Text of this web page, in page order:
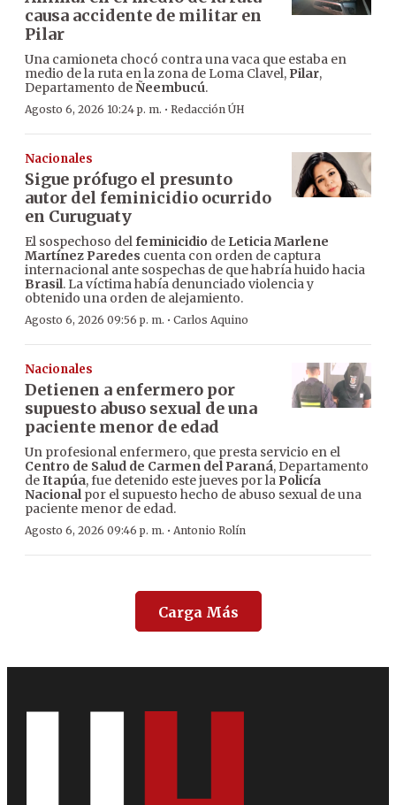
causa accidente de militar en
Pilar
Una camioneta chocó contra una vaca que estaba en
medio de la ruta en la zona de Loma Clavel, Pilar,
Departamento deÑeembucú.
Agosto 6, 2026 10:24 p. m. · Redacción ÚH
Nacionales
Sigue prófugo el presunto
autor del feminicidio ocurrido
en Curuguaty
El sospechoso delfeminicidio de Leticia Marlene
Martínez Paredes cuenta con orden de captura
internacional ante sospechas de que habría huido hacia
Brasil. La víctima había denunciado violencia y
obtenido una orden de alejamiento.
Agosto 6, 2026 09:56 p. m. · Carlos Aquino
Nacionales
Detienen a enfermero por
supuesto abuso sexual de una
paciente menor de edad
Un profesional enfermero, que presta servicio en el
Centro de Salud de Carmen del Paraná, Departamento
deItapúa, fue detenido este jueves por la Policía
Nacionalpor el supuesto hecho de abuso sexual de una
paciente menor de edad.
Agosto 6, 2026 09:46 p. m. · Antonio Rolín
Carga Más